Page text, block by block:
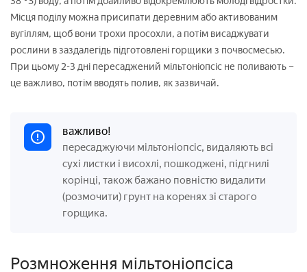
Місця поділу можна присипати деревним або активованим
вугіллям, щоб вони трохи просохли, а потім висаджувати
рослини в заздалегідь підготовлені горщики з почвосмесью.
При цьому 2-3 дні пересаджений мільтоніопсіс не поливають –
це важливо, потім вводять полив, як зазвичай.
важливо!
пересаджуючи мільтоніопсіс, видаляють всі
сухі листки і висохлі, пошкоджені, підгнилі
корінці, також бажано повністю видалити
(розмочити) грунт на коренях зі старого
горщика.
Розмноження мільтоніопсіса